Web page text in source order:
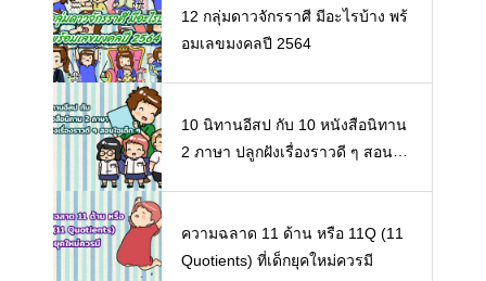
12 กลุ่มดาวจักรราศี มีอะไรบ้าง พร้
อมเลขมงคลปี 2564
10 นิทานอีสป กับ 10 หนังสือนิทาน
2 ภาษา ปลูกฝังเรื่องราวดี ๆ สอนใจ
ความฉลาด 11 ด้าน หรือ 11Q (11
Quotients) ที่เด็กยุคใหม่ควรมี